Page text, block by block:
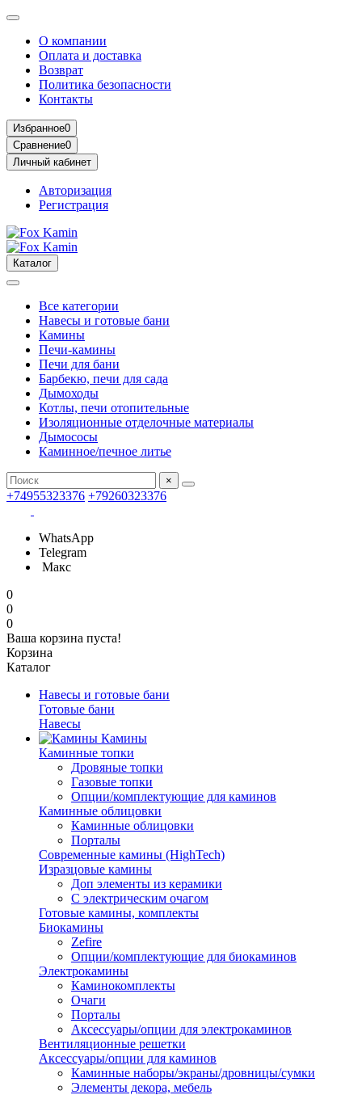
О компании
Оплата и доставка
Возврат
Политика безопасности
Контакты
Избранное0
Сравнение0
Личный кабинет
Авторизация
Регистрация
Каталог
Все категории
Навесы и готовые бани
Камины
Печи-камины
Печи для бани
Барбекю, печи для сада
Дымоходы
Котлы, печи отопительные
Изоляционные отделочные материалы
Дымососы
Каминное/печное литье
×
+74955323376 +79260323376
WhatsApp
Telegram
Макс
0
0
0
Ваша корзина пуста!
Корзина
Каталог
Навесы и готовые бани
Готовые бани
Навесы
Камины
Каминные топки
Дровяные топки
Газовые топки
Опции/комплектующие для каминов
Каминные облицовки
Каминные облицовки
Порталы
Современные камины (HighTech)
Изразцовые камины
Доп элементы из керамики
С электрическим очагом
Готовые камины, комплекты
Биокамины
Zefire
Опции/комплектующие для биокаминов
Электрокамины
Каминокомплекты
Очаги
Порталы
Аксессуары/опции для электрокаминов
Вентиляционные решетки
Аксессуары/опции для каминов
Каминные наборы/экраны/дровницы/сумки
Элементы декора, мебель